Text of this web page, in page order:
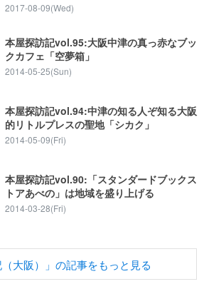
2017-08-09(Wed)
本屋探訪記vol.95:大阪中津の真っ赤なブッ
クカフェ「空夢箱」
2014-05-25(Sun)
本屋探訪記vol.94:中津の知る人ぞ知る大阪
的リトルプレスの聖地「シカク」
2014-05-09(Fri)
本屋探訪記vol.90:「スタンダードブックス
トアあべの」は地域を盛り上げる
2014-03-28(Fri)
（大阪）」の記事をもっと見る